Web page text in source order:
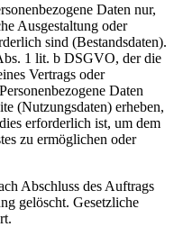
Daten nur,
Ausgestaltung oder
sind (Bestandsdaten).
1 lit. b DSGVO, der die
Vertrags oder
Daten
(Nutzungsdaten) erheben,
erforderlich ist, um dem
zu ermöglichen oder
Abschluss des Auftrags
gelöscht. Gesetzliche